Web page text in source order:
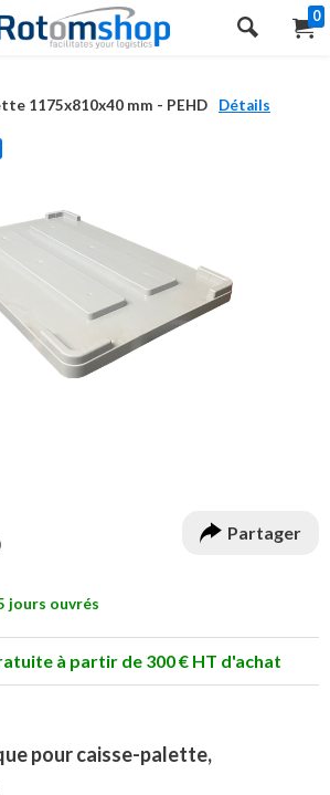
0
1175x810x40 mm - PEHD
Détails
Partager
jours ouvrés
à partir de 300 € HT d'achat
pour caisse-palette,